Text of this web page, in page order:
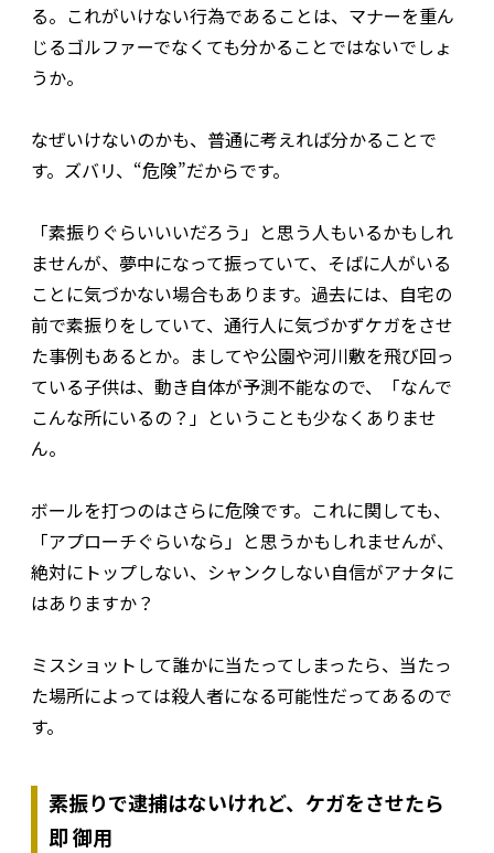
る。これがいけない行為であることは、マナーを重ん
じるゴルファーでなくても分かることではないでしょ
うか。
なぜいけないのかも、普通に考えれば分かることで
す。ズバリ、“危険”だからです。
「素振りぐらいいいだろう」と思う人もいるかもしれ
ませんが、夢中になって振っていて、そばに人がいる
ことに気づかない場合もあります。過去には、自宅の
前で素振りをしていて、通行人に気づかずケガをさせ
た事例もあるとか。ましてや公園や河川敷を飛び回っ
ている子供は、動き自体が予測不能なので、「なんで
こんな所にいるの？」ということも少なくありませ
ん。
ボールを打つのはさらに危険です。これに関しても、
「アプローチぐらいなら」と思うかもしれませんが、
絶対にトップしない、シャンクしない自信がアナタに
はありますか？
ミスショットして誰かに当たってしまったら、当たっ
た場所によっては殺人者になる可能性だってあるので
す。
素振りで逮捕はないけれど、ケガをさせたら
即 御用